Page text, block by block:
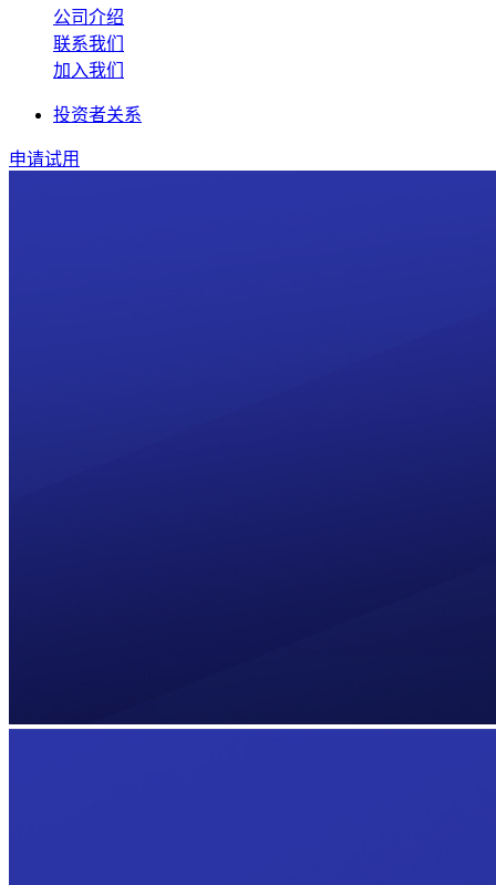
公司介绍
联系我们
加入我们
投资者关系
申请试用